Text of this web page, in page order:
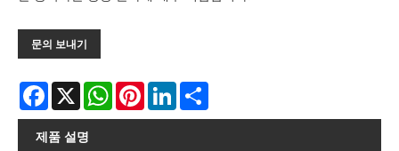
문의 보내기
Facebook
X WhatsAppPinterestLinkedIn
제품 설명